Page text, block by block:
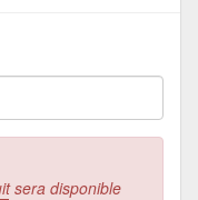
sera disponible